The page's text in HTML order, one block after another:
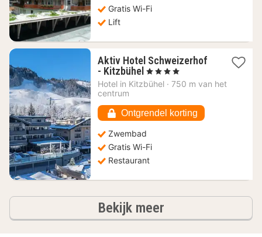
Gratis Wi-Fi
Lift
Aktiv Hotel Schweizerhof
- Kitzbühel 1
nacht
€
, 4 Sterren
Hotel in Kitzbühel · 750 m van het
centrum
Ontgrendel korting
Zwembad
Gratis Wi-Fi
Restaurant
Bekijk meerhotels